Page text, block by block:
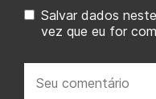
Salvar dados
vez que eu for
comentário: